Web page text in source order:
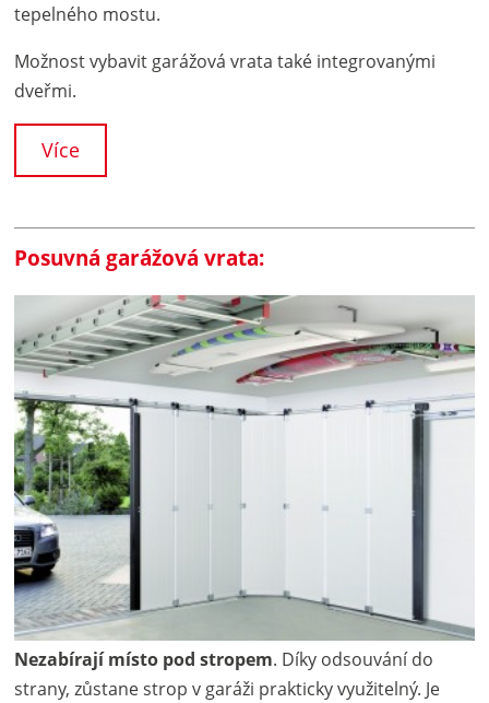
tepelného mostu.
Možnost vybavit garážová vrata také integrovanými
dveřmi.
Více
Posuvná garážová vrata:
Nezabírají místo pod stropem. Díky odsouvání do
strany, zůstane strop v garáži prakticky využitelný. Je